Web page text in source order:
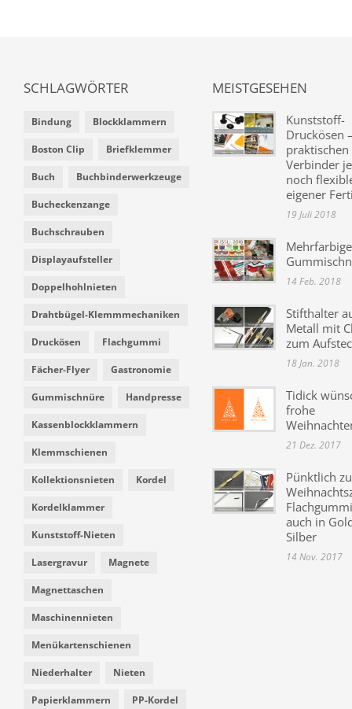
SCHLAGWÖRTER
Bindung Blockklammern
Boston Clip Briefklemmer
Buch Buchbinderwerkzeuge
Bucheckenzange
Buchschrauben
Displayaufsteller
Doppelhohlnieten
Drahtbügel-Klemmmechaniken
Druckösen Flachgummi
Fächer-Flyer Gastronomie
Gummischnüre Handpresse
Kassenblockklammern
Klemmschienen
Kollektionsnieten Kordel
Kordelklammer
Kunststoff-Nieten
Lasergravur Magnete
Magnettaschen
Maschinennieten
Menükartenschienen
Niederhalter Nieten
Papierklammern PP-Kordel
MEISTGESEHEN
Kunststoff-
Druckösen
praktischen
Verbinder
noch
eigener
19 Juli 2018
Mehrfarbige
14 Feb. 2018
Stifthalter
Metall mit
zum
18 Jan. 2018
Tidick
frohe
21 Dez. 2017
Pünktlich
auch in
Silber
14 Nov. 2017